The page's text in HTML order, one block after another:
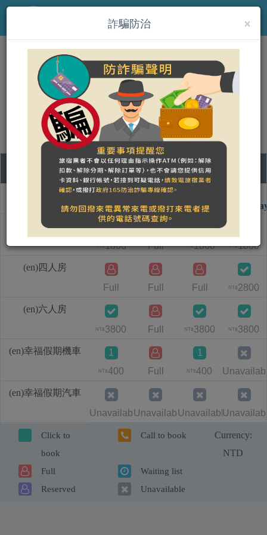
MENU
(en)幸福貝兒民宿
營登名稱：
合法民宿 澎湖縣282號
(en)二人房
(en)四人房
(en)六人房
(en)幸福假期機車
(en)幸福假期汽車
09
Sunday
10
Monday
Tuesday
NT$1800 Full NT$1800 NT$1800
Full Full Full NT$ 2800
NT$ 3800 Full NT$ 3800 NT$ 3800
1
NT$400 Full
1
NT$400
UnavailableUnavailableUnavailable
Click to
book
Call to book
Full
Waiting list
Reserved
Unavailable
Currency:
NTD
×
詐騙防治